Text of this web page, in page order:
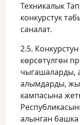
Техникалык
конкурстук
саналат.
2.5.
көрсөтүлгөн
чыгашаларды,
алымдарды,
кампасына
алынган